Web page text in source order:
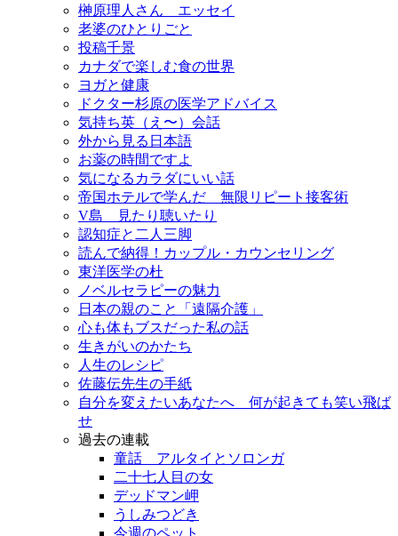
榊原理人さん エッセイ
老婆のひとりごと
投稿千景
カナダで楽しむ食の世界
ヨガと健康
ドクター杉原の医学アドバイス
気持ち英（え〜）会話
外から見る日本語
お薬の時間ですよ
気になるカラダにいい話
帝国ホテルで学んだ 無限リピート接客術
V島 見たり聴いたり
認知症と二人三脚
読んで納得！カップル・カウンセリング
東洋医学の杜
ノベルセラピーの魅力
日本の親のこと「遠隔介護」
心も体もブスだった私の話
生きがいのかたち
人生のレシピ
佐藤伝先生の手紙
自分を変えたいあなたへ 何が起きても笑い飛ば
せ
過去の連載
童話 アルタイとソロンガ
二十七人目の女
デッドマン岬
うしみつどき
今週のペット